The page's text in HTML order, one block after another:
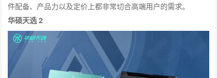
件配备、产品力以及定价上都非常切合高端用户的需求。
华硕天选 2